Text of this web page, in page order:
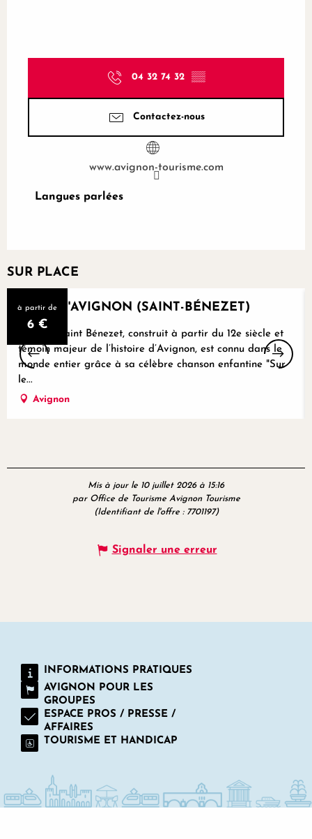
04 32 74 32 ▒▒
Contactez-nous
www.avignon-tourisme.com
Langues parlées
Langues parlées
SUR PLACE
à partir de
6 €
PONT D'AVIGNON (SAINT-BÉNEZET)
Le pont Saint Bénezet, construit à partir du 12e siècle et
témoin majeur de l’histoire d’Avignon, est connu dans le
monde entier grâce à sa célèbre chanson enfantine "Sur
le...
Avignon
Mis à jour le 10 juillet 2026 à 15:16
par Office de Tourisme Avignon Tourisme
(Identifiant de l'offre : 7701197)
Signaler une erreur
INFORMATIONS PRATIQUES
AVIGNON POUR LES
GROUPES
ESPACE PROS / PRESSE /
AFFAIRES
TOURISME ET HANDICAP